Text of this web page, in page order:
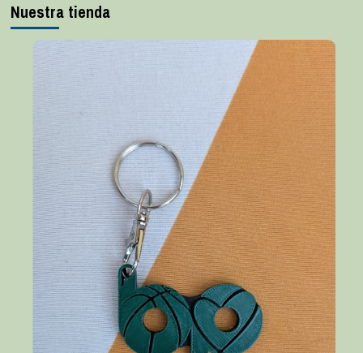
Nuestra tienda